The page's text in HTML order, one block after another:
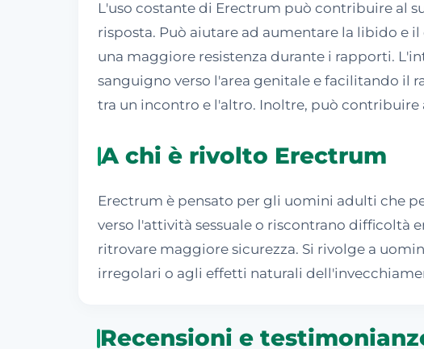
L'uso costante di Erectrum può contribuire al
risposta. Può aiutare ad aumentare la libido e
una maggiore resistenza durante i rapporti.
sanguigno verso l'area genitale e facilitando il
tra un incontro e l'altro. Inoltre, può
A chi è rivolto Erectrum
Erectrum è pensato per gli uomini adulti che
verso l'attività sessuale o riscontrano difficoltà
ritrovare maggiore sicurezza. Si rivolge a
irregolari o agli effetti naturali
Recensioni e